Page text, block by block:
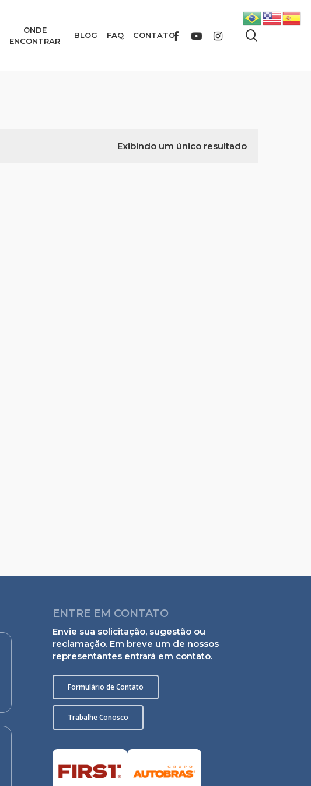
ONDE
ENCONTRAR
BLOG FAQ CONTATOFACEBOOKYOUTUBEINSTAGRAM
Exibindo um único resultado
ENTRE EM CONTATO
Envie sua solicitação, sugestão ou
reclamação. Em breve um de nossos
representantes entrará em contato.
Formulário de Contato
Trabalhe Conosco